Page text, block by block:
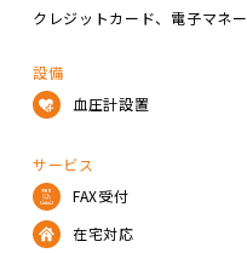
クレジットカード
電子マネー
設備
血圧計設置
サービス
FAX受付
在宅対応